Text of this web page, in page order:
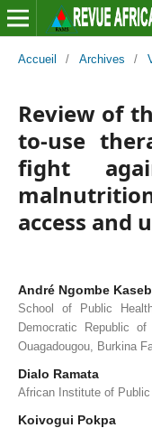
Accueil / Archives /
Review of
to-use
fight
access and
André Ngombe
School of Public
Democratic Republic
Ouagadougou, Burkina
Dialo Ramata
African Institute of
Koivogui Pokpa